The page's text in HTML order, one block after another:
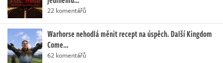
22 komentářů
Warhorse nehodlá měnit recept na úspěch. Další Kingdom
Come…
62 komentářů